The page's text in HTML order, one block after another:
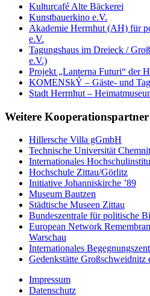
Kulturcafé Alte Bäckerei
Kunstbauerkino e.V.
Akademie Herrnhut (AH) für
e.V.
Tagungshaus im Dreieck /
e.V.)
Projekt „Lanterna Futuri“ der
KOMENSkÝ – Gäste- und
Stadt Herrnhut –
Weitere Kooperationspartner
Hillersche Villa gGmbH
Technische Universität
Internationales
Hochschule Zittau/Görlitz
Initiative Johanniskirche ’89
Museum Bautzen
Städtische Museen Zittau
Bundeszentrale für politische
European Network
Warschau
Internationales
Gedenkstätte Großschweidnitz
Impressum
Datenschutz